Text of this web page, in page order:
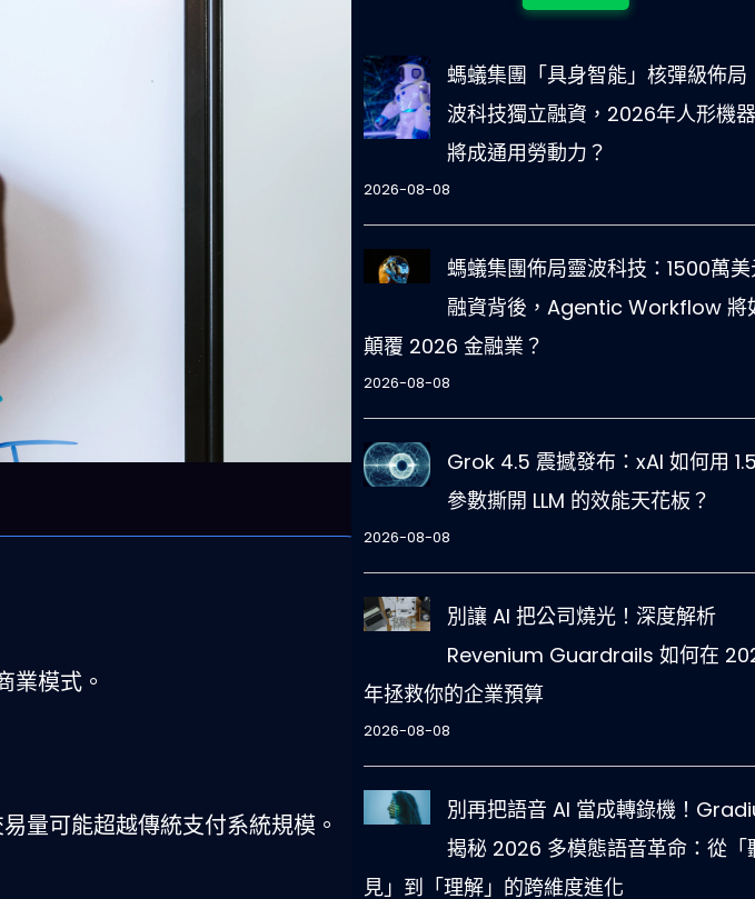
業模式。
量可能超越傳統支付系統規模。
螞蟻集團「具身智能」核彈級佈局
波科技獨立融資，2026年人形機
將成通用勞動力？
2026-08-08
螞蟻集團佈局靈波科技：1500萬
融資背後，Agentic Workflow 將
顛覆 2026 金融業？
2026-08-08
Grok 4.5 震撼發布：xAI 如何用
參數撕開 LLM 的效能天花板？
2026-08-08
別讓 AI 把公司燒光！深度解析
Revenium Guardrails 如何在
年拯救你的企業預算
2026-08-08
別再把語音 AI 當成轉錄機！
揭秘 2026 多模態語音革命：從「
見」到「理解」的跨維度進化